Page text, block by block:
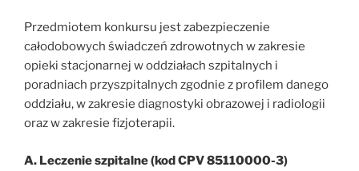
Przedmiotem konkursu jest zabezpieczenie
całodobowych świadczeń zdrowotnych w zakresie
opieki stacjonarnej w oddziałach szpitalnych i
poradniach przyszpitalnych zgodnie z profilem danego
oddziału, w zakresie diagnostyki obrazowej i radiologii
oraz w zakresie fizjoterapii.
A. Leczenie szpitalne (kod CPV 85110000-3)